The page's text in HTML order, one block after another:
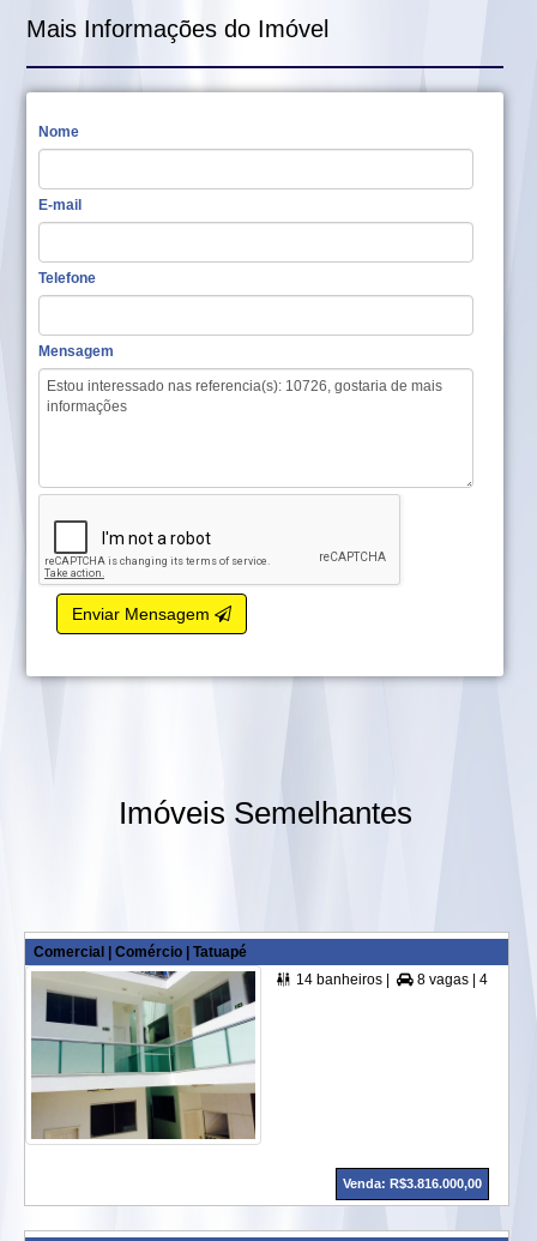
Mais Informações do Imóvel
Nome
E-mail
Telefone
Mensagem
Enviar Mensagem
Imóveis Semelhantes
Comercial | Comércio | Tatuapé
 14 banheiros |  8 vagas | 420,00 m² A. Útil |
Venda: R$3.816.000,00